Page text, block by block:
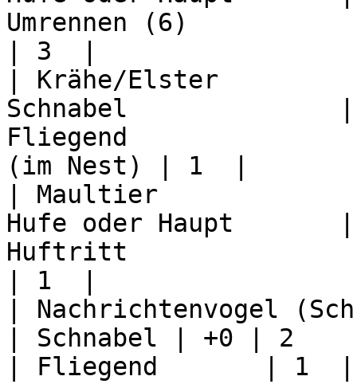
Umrennen (6)
| 3  |
| Krähe/Elster
Schnabel
Fliegend
(im Nest) | 1  |
| Maultier
Hufe oder Haupt
Huftritt
| 1  |
| Nachrichtenvogel
| Schnabel | +0 | 2
| Fliegend       | 1  |